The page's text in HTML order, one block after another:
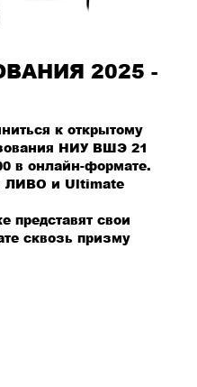
2025 -
к открытому
НИУ ВШЭ 21
в онлайн-формате.
ЛИВО и Ultimate
представят свои
сквозь призму